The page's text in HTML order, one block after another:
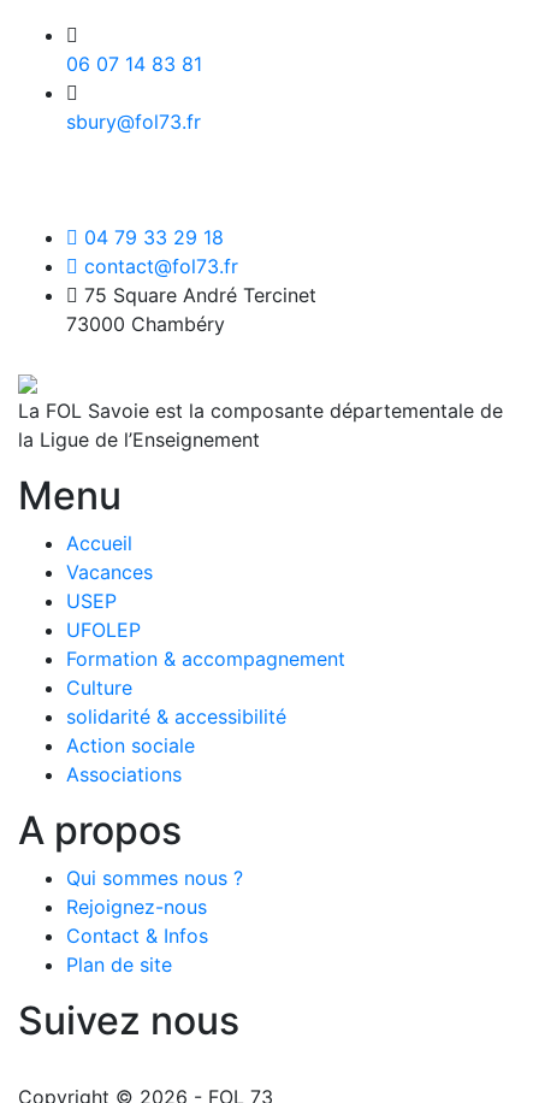
06 07 14 83 81
sbury@fol73.fr
04 79 33 29 18
contact@fol73.fr
75 Square André Tercinet
73000 Chambéry
La FOL Savoie est la composante départementale de
la Ligue de l’Enseignement
Menu
Accueil
Vacances
USEP
UFOLEP
Formation & accompagnement
Culture
solidarité & accessibilité
Action sociale
Associations
A propos
Qui sommes nous ?
Rejoignez-nous
Contact & Infos
Plan de site
Suivez nous
Copyright © 2026 - FOL 73